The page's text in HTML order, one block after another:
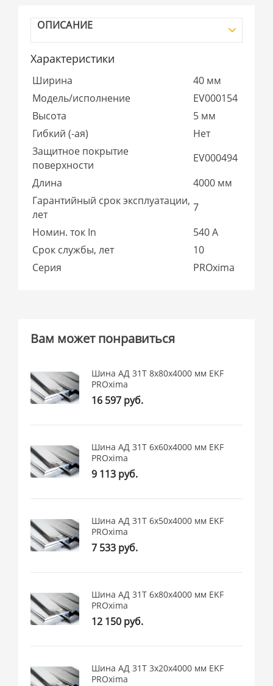
ОПИСАНИЕ
Характеристики
Ширина
40 мм
Модель/исполнение
EV000154
Высота
5 мм
Гибкий (-ая)
Нет
Защитное покрытие
поверхности
EV000494
Длина
4000 мм
Гарантийный срок эксплуатации,
лет
7
Номин. ток In
540 А
Срок службы, лет
10
Серия
PROxima
Вам может понравиться
Шина АД 31Т 8х80х4000 мм EKF
PROxima
16 597 руб.
Шина АД 31Т 6х60х4000 мм EKF
PROxima
9 113 руб.
Шина АД 31Т 6х50х4000 мм EKF
PROxima
7 533 руб.
Шина АД 31Т 6х80х4000 мм EKF
PROxima
12 150 руб.
Шина АД 31Т 3х20х4000 мм EKF
PROxima